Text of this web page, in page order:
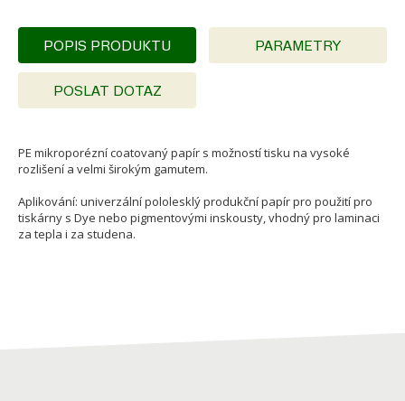
POPIS PRODUKTU PARAMETRY
POSLAT DOTAZ
PE mikroporézní coatovaný papír s možností tisku na vysoké
rozlišení a velmi širokým gamutem.
Aplikování: univerzální pololesklý produkční papír pro použití pro
tiskárny s Dye nebo pigmentovými inskousty, vhodný pro laminaci
za tepla i za studena.